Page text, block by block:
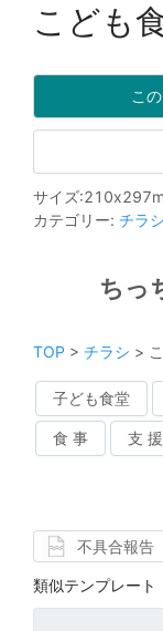
こども
こ
サイズ:210x297
カテゴリー: チラシ
ちっ
TOP > チラシ >
子ども食堂
食 事 支 援
不具合報告
類似テンプレート